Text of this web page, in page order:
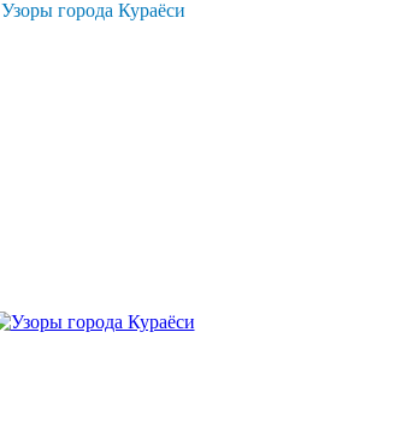
Узоры города Кураёси